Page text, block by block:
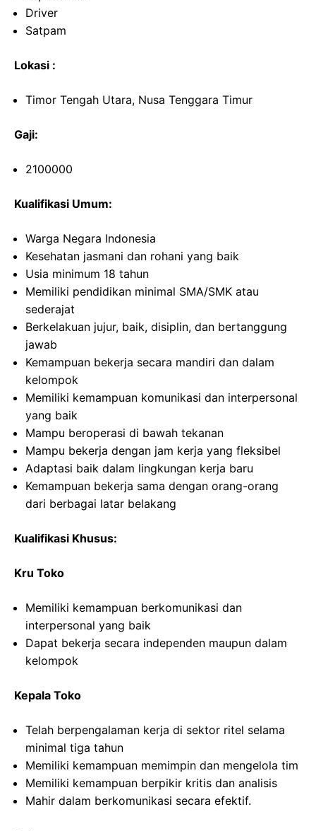
Driver
Satpam
Lokasi :
Timor Tengah Utara, Nusa Tenggara Timur
Gaji:
2100000
Kualifikasi Umum:
Warga Negara Indonesia
Kesehatan jasmani dan rohani yang baik
Usia minimum 18 tahun
Memiliki pendidikan minimal SMA/SMK atau
sederajat
Berkelakuan jujur, baik, disiplin, dan bertanggung
jawab
Kemampuan bekerja secara mandiri dan dalam
kelompok
Memiliki kemampuan komunikasi dan interpersonal
yang baik
Mampu beroperasi di bawah tekanan
Mampu bekerja dengan jam kerja yang fleksibel
Adaptasi baik dalam lingkungan kerja baru
Kemampuan bekerja sama dengan orang-orang
dari berbagai latar belakang
Kualifikasi Khusus:
Kru Toko
Memiliki kemampuan berkomunikasi dan
interpersonal yang baik
Dapat bekerja secara independen maupun dalam
kelompok
Kepala Toko
Telah berpengalaman kerja di sektor ritel selama
minimal tiga tahun
Memiliki kemampuan memimpin dan mengelola tim
Memiliki kemampuan berpikir kritis dan analisis
Mahir dalam berkomunikasi secara efektif.